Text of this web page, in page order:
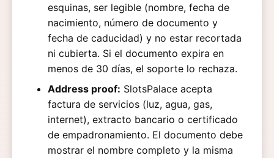
esquinas, ser legible (nombre, fecha de
nacimiento, número de documento y
fecha de caducidad) y no estar recortada
ni cubierta. Si el documento expira en
menos de 30 días, el soporte lo rechaza.
Address proof: SlotsPalace acepta
factura de servicios (luz, agua, gas,
internet), extracto bancario o certificado
de empadronamiento. El documento debe
mostrar el nombre completo y la misma